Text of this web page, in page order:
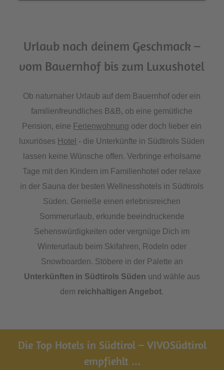
Urlaub nach deinem Geschmack –
vom Bauernhof bis zum Luxushotel
Ob naturnaher Urlaub auf dem Bauernhof oder ein
familienfreundliches B&B, ob eine gemütliche
Pension, eine Ferienwohnung oder doch lieber ein
luxuriöses Hotel - die Unterkünfte in Südtirols Süden
lassen keine Wünsche offen. Verbringe erholsame
Tage mit den Kindern im Familienhotel oder relaxe
in der Sauna der besten Wellnesshotels in Südtirols
Süden. Genieße einen erlebnisreichen
Sommerurlaub, erkunde beeindruckende
Sehenswürdigkeiten oder vergnüge Dich im
Winterurlaub beim Skifahren, Rodeln oder
Snowboarden. Stöbere in der Palette an
Unterkünften in Südtirols Süden und wähle aus
dem reichhaltigen Angebot.
Die Top Hotels in Südtirol – VIVOSüdtirol
empfiehlt ...